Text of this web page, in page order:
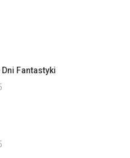
Fantastyki